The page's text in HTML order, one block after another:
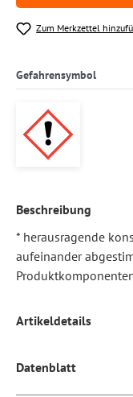
Zum Merkzettel
Gefahrensymbol
Beschreibung
* herausragende
aufeinander
Artikeldetails
Datenblatt